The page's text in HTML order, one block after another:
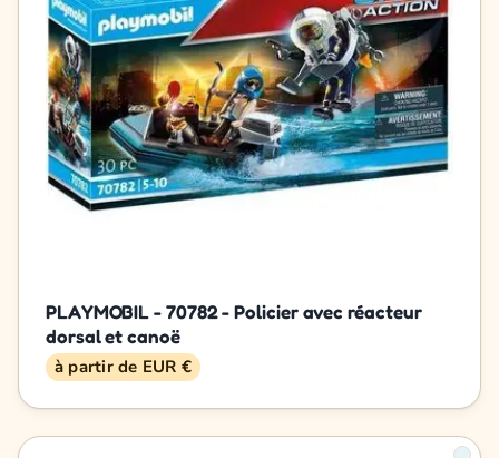
PLAYMOBIL - 70782 - Policier avec réacteur
dorsal et canoë
à partir de EUR €